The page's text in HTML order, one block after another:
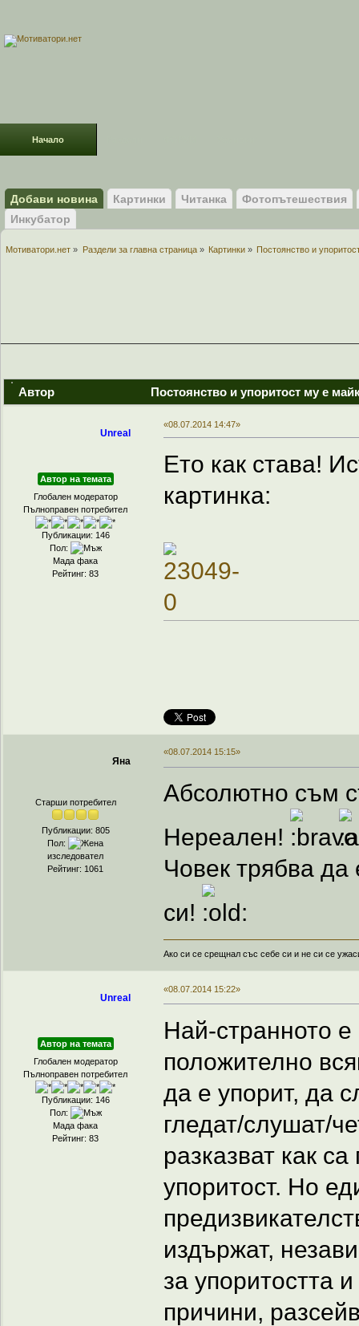
Начало
Добави новина Картинки Читанка
Фотопътешествия
Инкубатор
Мотиватори.нет » Раздели за главна страница» Картинки» Постоянство и
Автор Постоянство и упоритост му е
Unreal
Автор на темата
Глобален модератор
Пълноправен потребител
Публикации: 146
Пол:
Мада фака
Рейтинг: 83
«08.07.2014 14:47»
Ето как става!
картинка:
Яна
Старши потребител
Публикации: 805
Пол:
изследовател
Рейтинг: 1061
«08.07.2014 15:15»
Абсолютно съм
Нереален!
Човек трябва да
си!
Ако си се срещнал със себе си и не си се
Unreal
Автор на темата
Глобален модератор
Пълноправен потребител
Публикации: 146
Пол:
Мада фака
Рейтинг: 83
«08.07.2014 15:22»
Най-странното
положително
да е упорит, да
гледат/слушат/
разказват как
упоритост. Но
издържат,
за упоритостта
причини,